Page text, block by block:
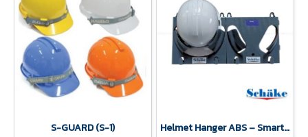
S-GUARD (S-1) Helmet Hanger ABS – Smart & Organized Safety Gear Storage